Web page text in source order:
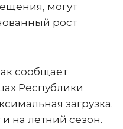
могут
рост
сообщает
Республики
загрузка.
на летний сезон.